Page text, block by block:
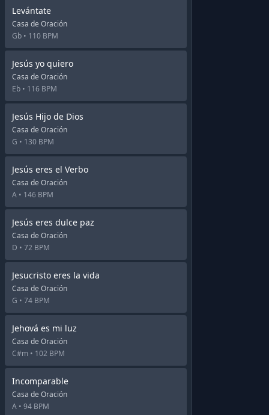
Levántate
Casa de Oración
Gb • 110 BPM
Jesús yo quiero
Casa de Oración
Eb • 116 BPM
Jesús Hijo de Dios
Casa de Oración
G • 130 BPM
Jesús eres el Verbo
Casa de Oración
A • 146 BPM
Jesús eres dulce paz
Casa de Oración
D • 72 BPM
Jesucristo eres la vida
Casa de Oración
G • 74 BPM
Jehová es mi luz
Casa de Oración
C#m • 102 BPM
Incomparable
Casa de Oración
A • 94 BPM